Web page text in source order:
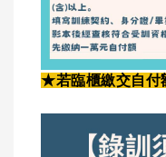
★若臨櫃繳交自付